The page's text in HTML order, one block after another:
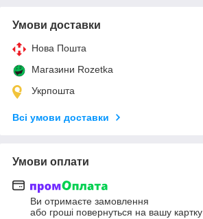
Умови доставки
Нова Пошта
Магазини Rozetka
Укрпошта
Всі умови доставки
Умови оплати
Ви отримаєте замовлення
або гроші повернуться на вашу картку